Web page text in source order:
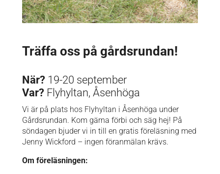
Träffa oss på gårdsrundan!
När?19-20 september
Var?Flyhyltan, Åsenhöga
Vi är på plats hos Flyhyltan i Åsenhöga under
Gårdsrundan. Kom gärna förbi och säg hej! På
söndagen bjuder vi in till en gratis föreläsning med
Jenny Wickford – ingen föranmälan krävs.
Om föreläsningen: